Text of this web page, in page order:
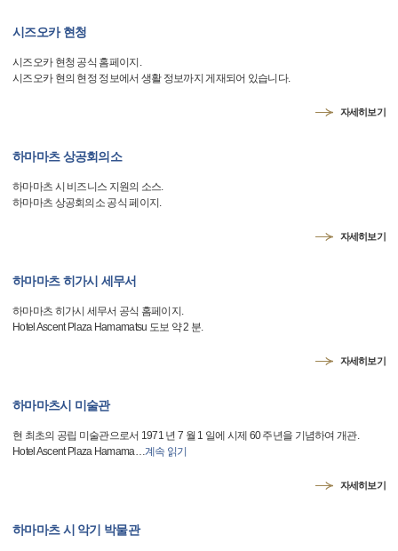
시즈오카 현청
시즈오카 현청 공식 홈페이지.
시즈오카 현의 현정 정보에서 생활 정보까지 게재되어 있습니다.
자세히보기
하마마츠 상공회의소
하마마츠 시 비즈니스 지원의 소스.
하마마츠 상공회의소 공식 페이지.
자세히보기
하마마츠 히가시 세무서
하마마츠 히가시 세무서 공식 홈페이지.
Hotel Ascent Plaza Hamamatsu 도보 약 2 분.
자세히보기
하마마츠시 미술관
현 최초의 공립 미술관으로서 1971 년 7 월 1 일에 시제 60 주년을 기념하여 개관.
Hotel Ascent Plaza Hamama…계속 읽기
자세히보기
하마마츠 시 악기 박물관